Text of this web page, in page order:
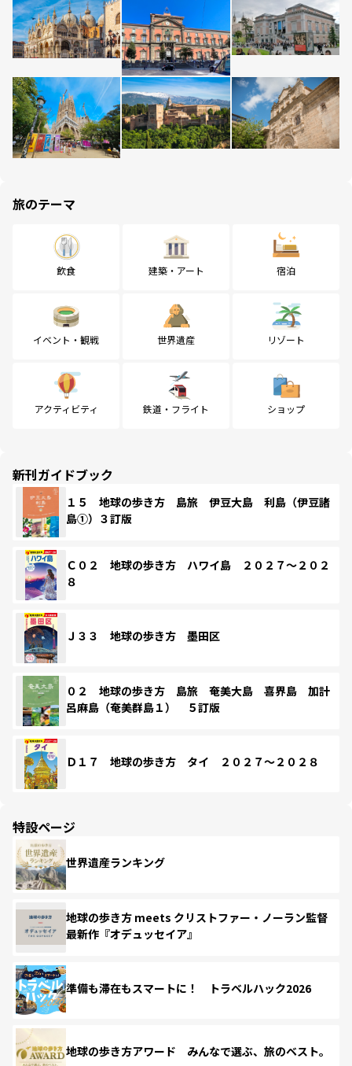
旅のテーマ
飲食 建築・アート 宿泊
イベント・観戦 世界遺産 リゾート
アクティビティ 鉄道・フライト ショップ
新刊ガイドブック
１５ 地球の歩き方 島旅 伊豆大島 利島（伊豆諸
島①）３訂版
Ｃ０２ 地球の歩き方 ハワイ島 ２０２７～２０２
８
Ｊ３３ 地球の歩き方 墨田区
０２ 地球の歩き方 島旅 奄美大島 喜界島 加計
呂麻島（奄美群島１） ５訂版
Ｄ１７ 地球の歩き方 タイ ２０２７～２０２８
特設ページ
世界遺産ランキング
地球の歩き方 meets クリストファー・ノーラン監督
最新作『オデュッセイア』
準備も滞在もスマートに！ トラベルハック2026
地球の歩き方アワード みんなで選ぶ、旅のベスト。